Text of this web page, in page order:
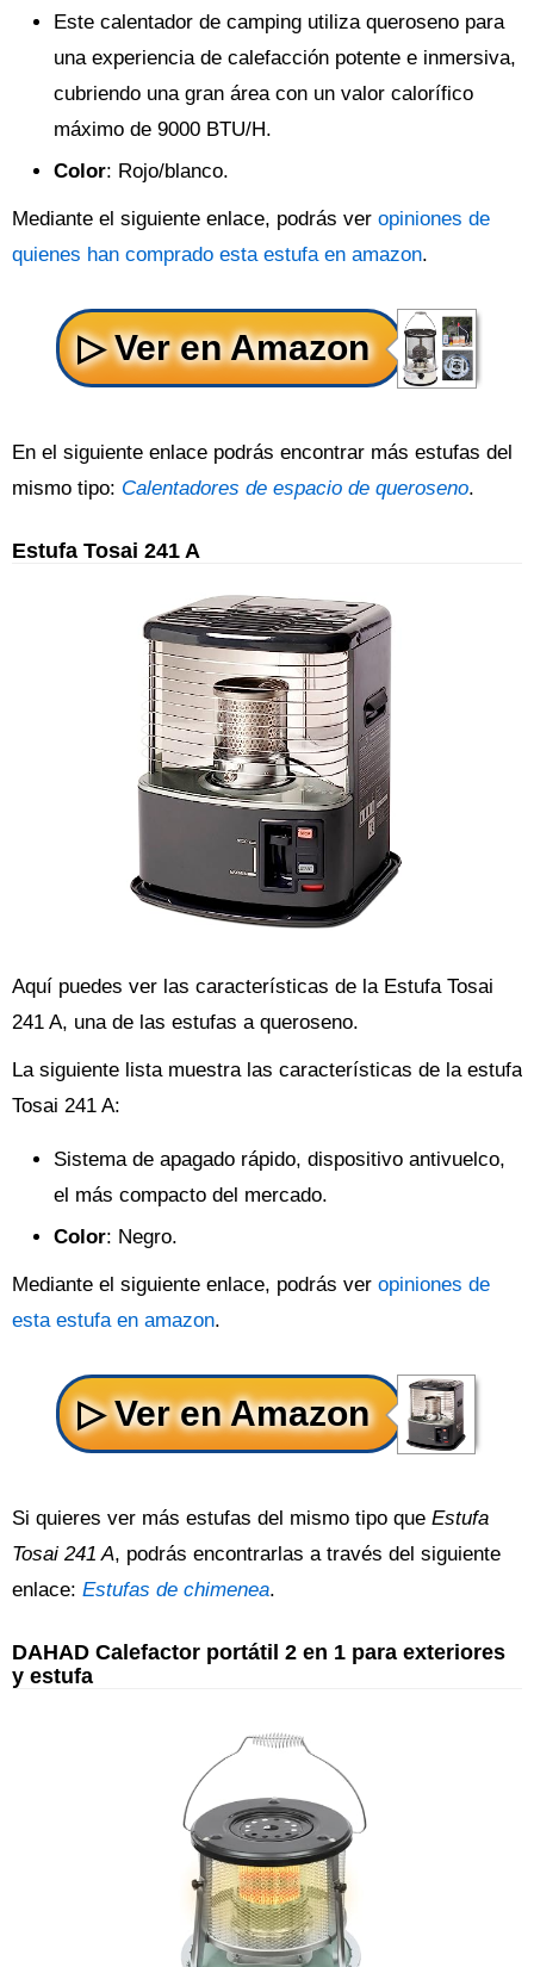
Este calentador de camping utiliza queroseno para
una experiencia de calefacción potente e inmersiva,
cubriendo una gran área con un valor calorífico
máximo de 9000 BTU/H.
Color: Rojo/blanco.
Mediante el siguiente enlace, podrás ver opiniones de
quienes han comprado esta estufa en amazon.
En el siguiente enlace podrás encontrar más estufas del
mismo tipo: Calentadores de espacio de queroseno.
Estufa Tosai 241 A
Aquí puedes ver las características de la Estufa Tosai
241 A, una de las estufas a queroseno.
La siguiente lista muestra las características de la estufa
Tosai 241 A:
Sistema de apagado rápido, dispositivo antivuelco,
el más compacto del mercado.
Color: Negro.
Mediante el siguiente enlace, podrás ver opiniones de
esta estufa en amazon.
Si quieres ver más estufas del mismo tipo que Estufa
Tosai 241 A, podrás encontrarlas a través del siguiente
enlace: Estufas de chimenea.
DAHAD Calefactor portátil 2 en 1 para exteriores
y estufa